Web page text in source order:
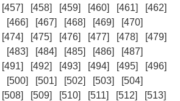
[457] [458] [459] [460] [461]
[462]
[466] [467] [468] [469]
[470]
[474] [475] [476] [477] [478]
[479]
[483] [484] [485] [486]
[487]
[491] [492] [493] [494] [495]
[496]
[500] [501] [502] [503]
[504]
[508] [509] [510] [511] [512]
[513]